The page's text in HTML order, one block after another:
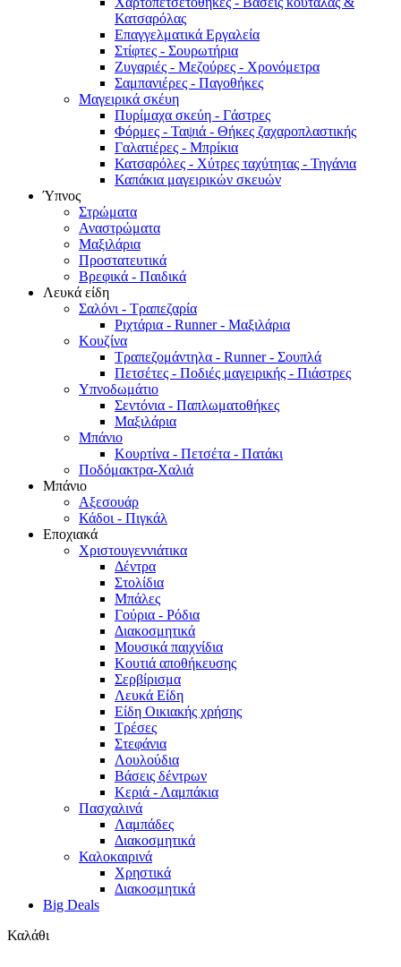
Κατσαρόλας
Επαγγελματικά Εργαλεία
Στίφτες - Σουρωτήρια
Ζυγαριές - Μεζούρες - Χρονόμετρα
Σαμπανιέρες - Παγοθήκες
Μαγειρικά σκέυη
Πυρίμαχα σκεύη - Γάστρες
Φόρμες - Ταψιά - Θήκες ζαχαροπλαστικής
Γαλατιέρες - Μπρίκια
Κατσαρόλες - Χύτρες ταχύτητας - Τηγάνια
Καπάκια μαγειρικών σκευών
Ύπνος
Στρώματα
Αναστρώματα
Μαξιλάρια
Προστατευτικά
Βρεφικά - Παιδικά
Λευκά είδη
Σαλόνι - Τραπεζαρία
Ριχτάρια - Runner - Μαξιλάρια
Κουζίνα
Τραπεζομάντηλα - Runner - Σουπλά
Πετσέτες - Ποδιές μαγειρικής - Πιάστρες
Υπνοδωμάτιο
Σεντόνια - Παπλωματοθήκες
Μαξιλάρια
Μπάνιο
Κουρτίνα - Πετσέτα - Πατάκι
Ποδόμακτρα-Χαλιά
Μπάνιο
Αξεσουάρ
Κάδοι - Πιγκάλ
Εποχιακά
Χριστουγεννιάτικα
Δέντρα
Στολίδια
Μπάλες
Γούρια - Ρόδια
Διακοσμητικά
Μουσικά παιχνίδια
Κουτιά αποθήκευσης
Σερβίρισμα
Λευκά Είδη
Είδη Οικιακής χρήσης
Τρέσες
Στεφάνια
Λουλούδια
Βάσεις δέντρων
Κεριά - Λαμπάκια
Πασχαλινά
Λαμπάδες
Διακοσμητικά
Καλοκαιρινά
Χρηστικά
Διακοσμητικά
Big Deals
Καλάθι